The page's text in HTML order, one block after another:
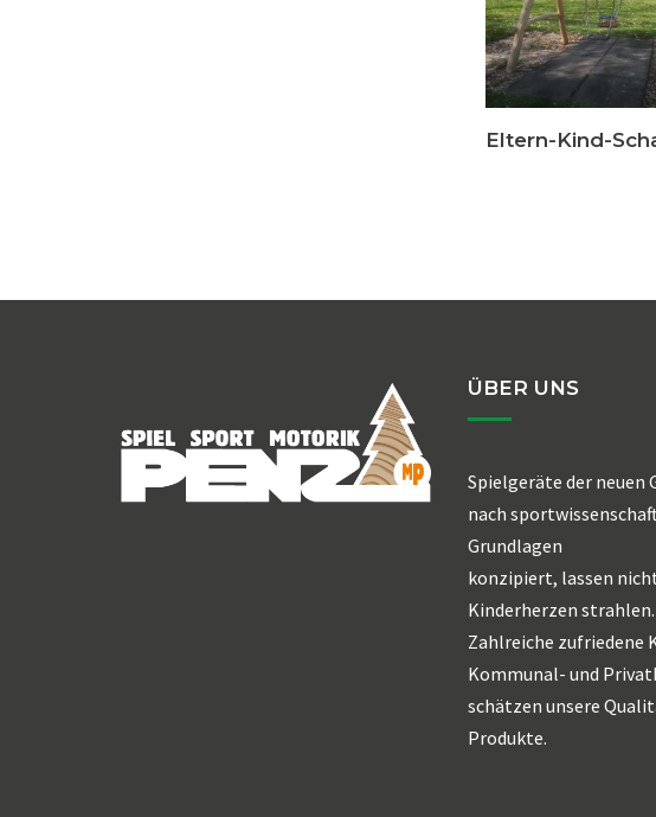
Eltern-Kind-
ÜBER UNS
Spielgeräte der neuen
nach
Grundlagen
konzipiert, lassen
Kinderherzen strahlen.
Zahlreiche zufriedene
Kommunal- und
schätzen unsere
Produkte.